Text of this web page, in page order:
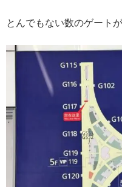
とんでもない数のゲート